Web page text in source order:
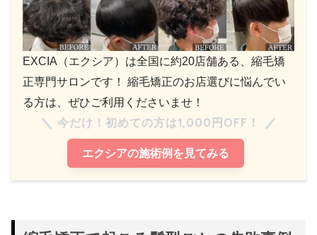
EXCIA（エクシア）は全国に約20店舗ある、縮毛矯
正専門サロンです！ 縮毛矯正のお店選びに悩んでい
る方は、ぜひご利用くださいませ！
今だけ！初めての方は1,000円OFF！
エクシアの施術例を見てみる